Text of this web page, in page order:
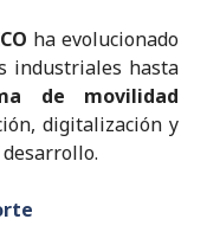
ha evolucionado
industriales hasta
de movilidad
digitalización y